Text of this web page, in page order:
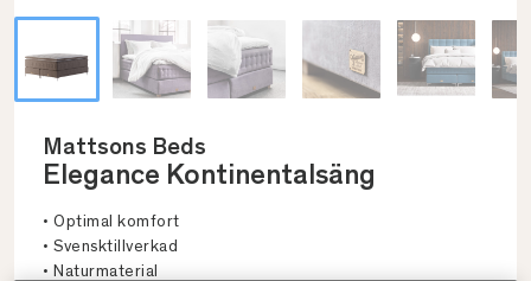
Mattsons Beds
Elegance Kontinentalsäng
• Optimal komfort
• Svensktillverkad
• Naturmaterial